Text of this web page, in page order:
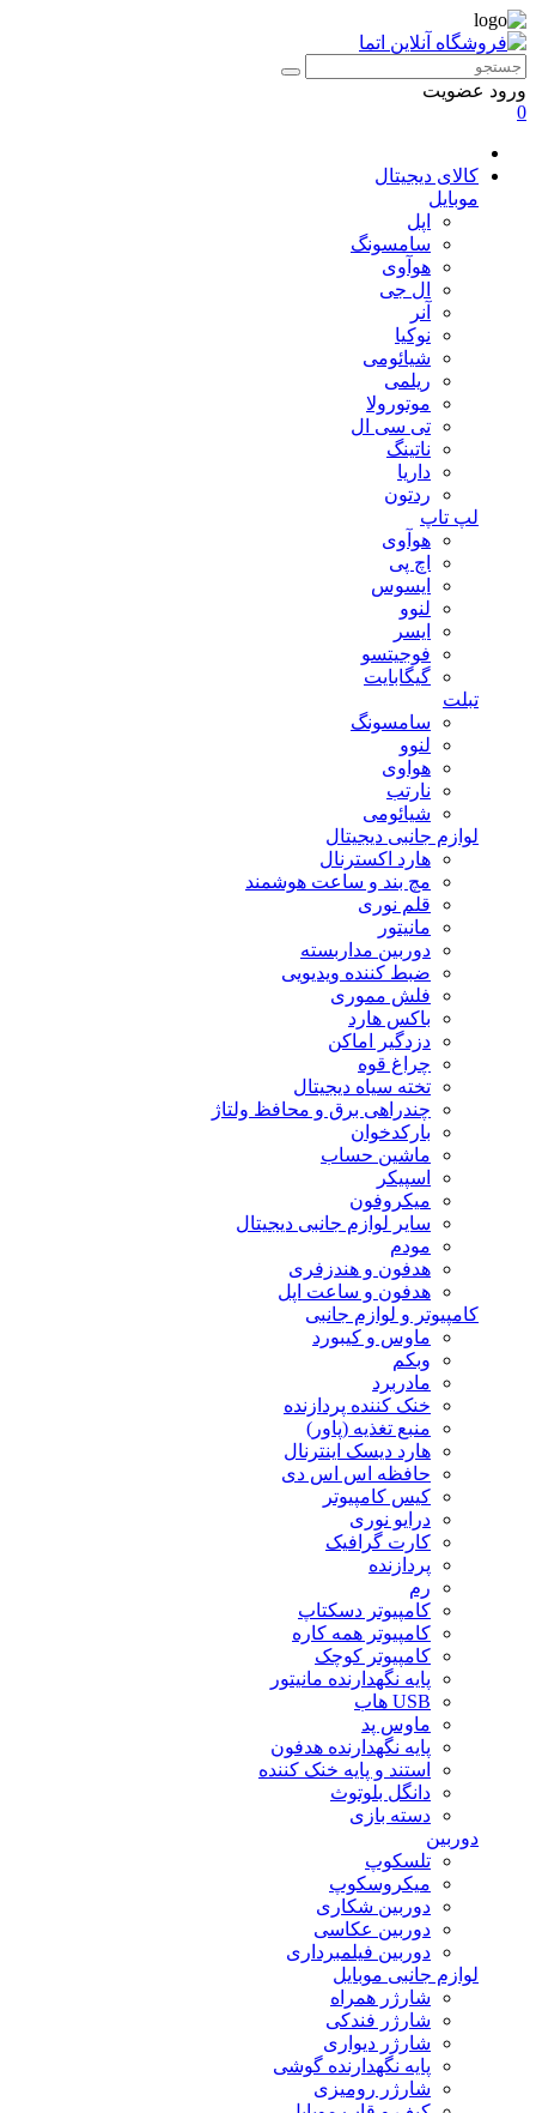
ورود عضویت
0
کالای دیجیتال
موبایل
اپل
سامسونگ
هوآوی
ال جی
آنر
نوکیا
شیائومی
ریلمی
موتورولا
تی سی ال
ناتینگ
داریا
ردتون
لپ تاپ
هوآوی
اچ پی
ایسوس
لنوو
ایسر
فوجیتسو
گیگابایت
تبلت
سامسونگ
لنوو
هواوی
نارتب
شیائومی
لوازم جانبی دیجیتال
هارد اکسترنال
مچ بند و ساعت هوشمند
قلم نوری
مانیتور
دوربین مداربسته
ضبط کننده ویدیویی
فلش مموری
باکس هارد
دزدگیر اماکن
چراغ قوه
تخته سیاه دیجیتال
چندراهی برق و محافظ ولتاژ
بارکدخوان
ماشین حساب
اسپیکر
میکروفون
سایر لوازم جانبی دیجیتال
مودم
هدفون و هندزفری
هدفون و ساعت اپل
کامپیوتر و لوازم جانبی
ماوس و کیبورد
وبکم
مادربرد
خنک کننده پردازنده
منبع تغذیه (پاور)
هارد دیسک اینترنال
حافظه اس اس دی
کیس کامپیوتر
درایو نوری
کارت گرافیک
پردازنده
رم
کامپیوتر دسکتاپ
کامپیوتر همه کاره
کامپیوتر کوچک
پایه نگهدارنده مانیتور
USB هاب
ماوس پد
پایه نگهدارنده هدفون
استند و پایه خنک کننده
دانگل بلوتوث
دسته بازی
دوربین
تلسکوپ
میکروسکوپ
دوربین شکاری
دوربین عکاسی
دوربین فیلمبرداری
لوازم جانبی موبایل
شارژر همراه
شارژر فندکی
شارژر دیواری
پایه نگهدارنده گوشی
شارژر رومیزی